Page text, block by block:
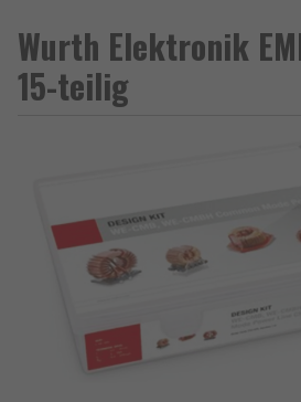
Wurth Elektronik
15-teilig